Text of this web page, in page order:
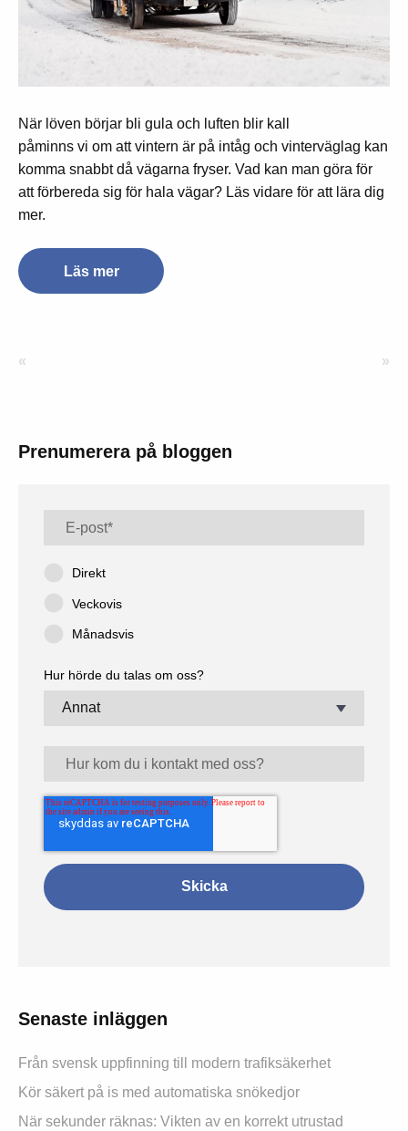
När löven börjar bli gula och luften blir kall
påminns vi om att vintern är på intåg och vinterväglag kan
komma snabbt då vägarna fryser. Vad kan man göra för
att förbereda sig för hala vägar? Läs vidare för att lära dig
mer.
Läs mer
« »
Prenumerera på bloggen
Direkt
Veckovis
Månadsvis
Hur hörde du talas om oss?
Senaste inläggen
Från svensk uppfinning till modern trafiksäkerhet
Kör säkert på is med automatiska snökedjor
När sekunder räknas: Vikten av en korrekt utrustad